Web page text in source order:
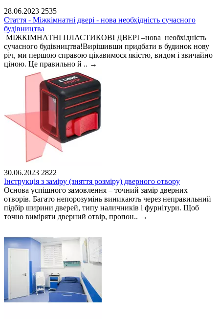
28.06.2023 2535
Стаття - Міжкімнатні двері - нова необхідність сучасного
будівництва
МІЖКІМНАТНІ ПЛАСТИКОВІ ДВЕРІ –нова необхідність
сучасного будівництва!Вирішивши придбати в будинок нову
річ, ми першою справою цікавимося якістю, видом і звичайно
ціною. Це правильно й .. →
30.06.2023 2822
Інструкція з заміру (зняття розміру) дверного отвору
Основа успішного замовлення – точний замір дверних
отворів. Багато непорозумінь виникають через неправильний
підбір ширини дверей, типу наличників і фурнітури. Щоб
точно виміряти дверний отвір, пропон.. →